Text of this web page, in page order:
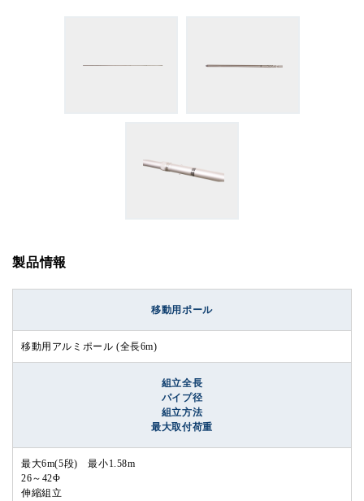
製品情報
移動用ポール
移動用アルミポール (全長6m)
組立全長
パイプ径
組立方法
最大取付荷重
最大6m(5段) 最小1.58m
26～42Φ
伸縮組立